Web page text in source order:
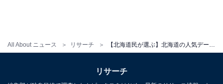
All About ニュース リサーチ
リサーチ